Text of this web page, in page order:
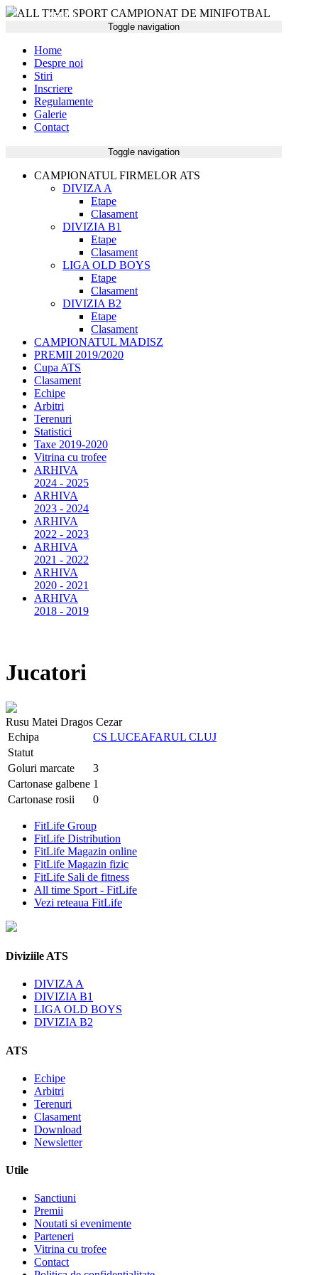
ALL TIME SPORT CAMPIONAT DE MINIFOTBAL
Toggle navigation
MENIU
Home
Despre noi
Stiri
Inscriere
Regulamente
Galerie
Contact
Toggle navigation
CAMPIONATUL FIRMELOR ATS
DIVIZA A
Etape
Clasament
DIVIZIA B1
Etape
Clasament
LIGA OLD BOYS
Etape
Clasament
DIVIZIA B2
Etape
Clasament
CAMPIONATUL MADISZ
PREMII 2019/2020
Cupa ATS
Clasament
Echipe
Arbitri
Terenuri
Statistici
Taxe 2019-2020
Vitrina cu trofee
ARHIVA
2024 - 2025
ARHIVA
2023 - 2024
ARHIVA
2022 - 2023
ARHIVA
2021 - 2022
ARHIVA
2020 - 2021
ARHIVA
2018 - 2019
Jucatori
Rusu Matei Dragos Cezar
Echipa
CS LUCEAFARUL CLUJ
Statut
Goluri marcate
3
Cartonase galbene 1
Cartonase rosii
0
FitLife Group
FitLife Distribution
FitLife Magazin online
FitLife Magazin fizic
FitLife Sali de fitness
All time Sport - FitLife
Vezi reteaua FitLife
Diviziile ATS
DIVIZA A
DIVIZIA B1
LIGA OLD BOYS
DIVIZIA B2
ATS
Echipe
Arbitri
Terenuri
Clasament
Download
Newsletter
Utile
Sanctiuni
Premii
Noutati si evenimente
Parteneri
Vitrina cu trofee
Contact